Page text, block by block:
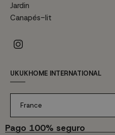
Jardin
Canapés-lit
UKUKHOME INTERNATIONAL
France
Pago 100% seguro